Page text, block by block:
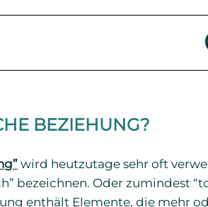
BEZIEHUNG?
wird heutzutage sehr oft
bezeichnen. Oder zumindest
enthält Elemente, die mehr